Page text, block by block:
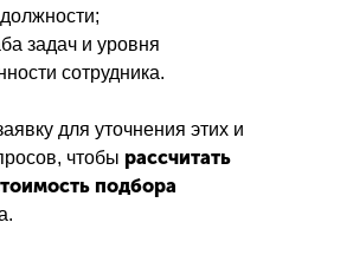
задач и уровня
сотрудника.
для уточнения этих и
чтобы рассчитать
подбора